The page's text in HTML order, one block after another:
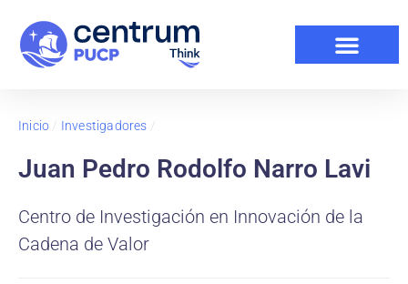
Inicio / Investigadores /
Juan Pedro Rodolfo Narro Lavi
Centro de Investigación en Innovación de la
Cadena de Valor